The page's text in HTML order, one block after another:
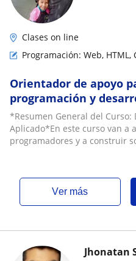
Clases on line
Programación: Web, HTML,
Orientador de apoyo
programación y
*Resumen General del Curso:
Aplicado*En este curso van a
programadores y a construir
ver más
Jhonatan